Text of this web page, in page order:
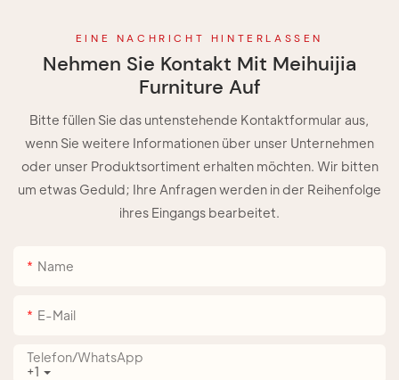
EINE NACHRICHT HINTERLASSEN
Nehmen Sie Kontakt Mit Meihuijia
Furniture Auf
Bitte füllen Sie das untenstehende Kontaktformular aus,
wenn Sie weitere Informationen über unser Unternehmen
oder unser Produktsortiment erhalten möchten. Wir bitten
um etwas Geduld; Ihre Anfragen werden in der Reihenfolge
ihres Eingangs bearbeitet.
Name
E-Mail
+1
Telefon/WhatsApp